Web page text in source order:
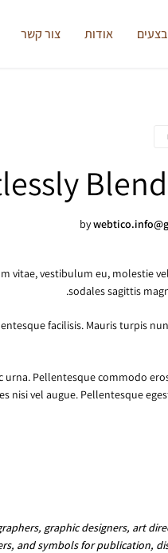
אודות צור קשר
by
vestibulum eu, molestie
sodales sagittis
facilisis. Mauris turpis
Pellentesque commodo
nisi vel augue. Pellentesque
graphic designers, art
and symbols for publication,